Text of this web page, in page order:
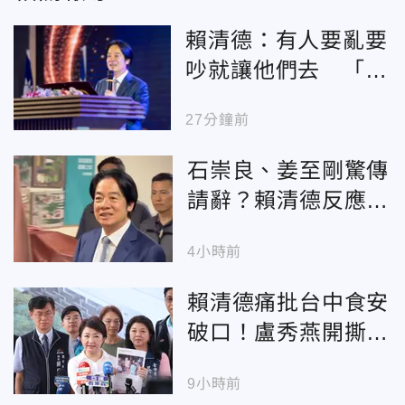
賴清德：有人要亂要
吵就讓他們去 「心
27分鐘前
石崇良、姜至剛驚傳
請辭？賴清德反應曝
4小時前
賴清德痛批台中食安
破口！盧秀燕開撕：
食安
9小時前